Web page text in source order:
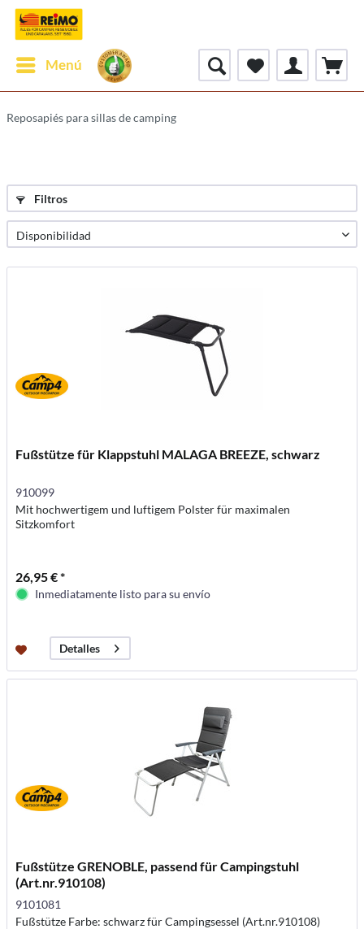
Menú
Reposapiés para sillas de camping
Filtros
Fußstütze für Klappstuhl MALAGA BREEZE, schwarz
910099
Mit hochwertigem und luftigem Polster für maximalen
Sitzkomfort
26,95 € *
Inmediatamente listo para su envío
Detalles
Fußstütze GRENOBLE, passend für Campingstuhl
(Art.nr.910108)
9101081
Fußstütze Farbe: schwarz für Campingsessel (Art.nr.910108)